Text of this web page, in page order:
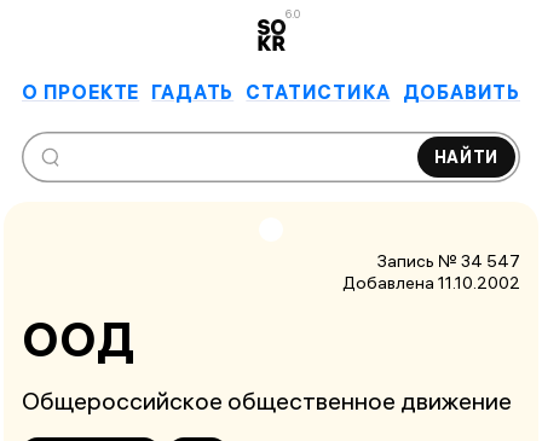
6.0
О ПРОЕКТЕ ГАДАТЬ СТАТИСТИКА ДОБАВИТЬ
НАЙТИ
Запись № 34 547
Добавлена 11.10.2002
ООД
Общероссийское общественное движение